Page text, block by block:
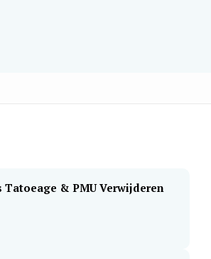
Tatoeage & PMU Verwijderen